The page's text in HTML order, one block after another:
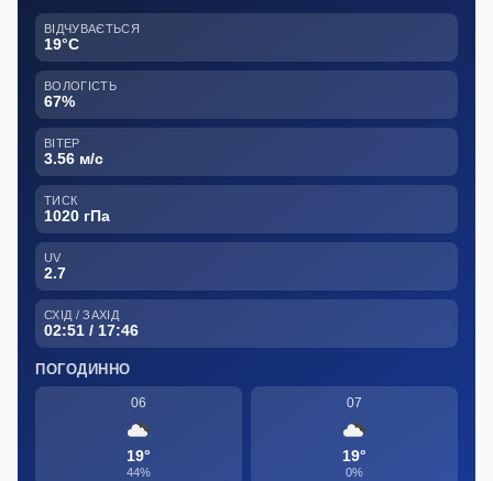
ВІДЧУВАЄТЬСЯ
19°C
ВОЛОГІСТЬ
67%
ВІТЕР
3.56 м/с
ТИСК
1020 гПа
UV
2.7
СХІД / ЗАХІД
02:51 / 17:46
ПОГОДИННО
06
19°
44%
07
19°
0%